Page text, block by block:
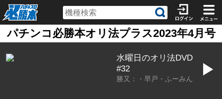
パチンコ必勝本オリ法プラス2023年4月号
水曜日のオリ法DVD
#32
勝又：・早戸・ふーみん
▶